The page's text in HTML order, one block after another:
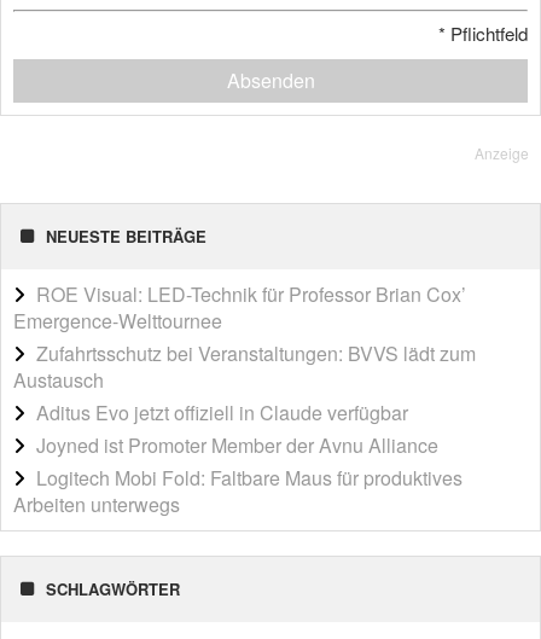
* Pflichtfeld
Absenden
Anzeige
NEUESTE BEITRÄGE
ROE Visual: LED-Technik für Professor Brian Cox’
Emergence-Welttournee
Zufahrtsschutz bei Veranstaltungen: BVVS lädt zum
Austausch
Aditus Evo jetzt offiziell in Claude verfügbar
Joyned ist Promoter Member der Avnu Alliance
Logitech Mobi Fold: Faltbare Maus für produktives
Arbeiten unterwegs
SCHLAGWÖRTER